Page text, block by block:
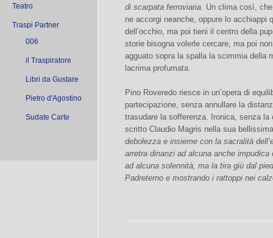
Teatro
Traspi Partner
006
il Traspiratore
Libri da Gustare
Pietro d'Agostino
Sudate Carte
di scarpata ferroviaria. Un clima così,
ne accorgi neanche, oppure lo acchiappi
dell’occhio, ma poi tieni il centro della
storie bisogna volerle cercare, ma poi
agguato sopra la spalla la scimmia della
lacrima profumata.
Pino Roveredo riesce in un’opera di
partecipazione, senza annullare la
trasudare la sofferenza. Ironica, senza
scritto Claudio Magris nella sua
debolezza e insieme con la sacralità
arretra dinanzi ad alcuna anche
ad alcuna solennità, ma la tira giù dal
Padreterno e mostrando i rattoppi nei